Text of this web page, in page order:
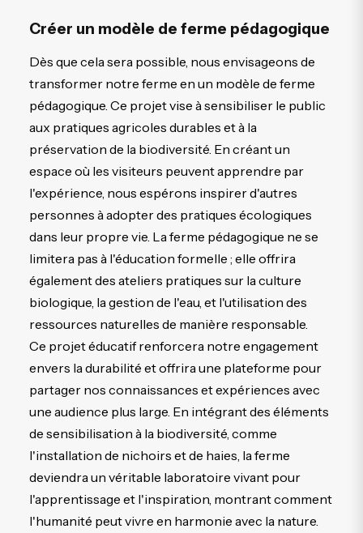
Créer un modèle de ferme pédagogique
Dès que cela sera possible, nous envisageons de
transformer notre ferme en un modèle de ferme
pédagogique. Ce projet vise à sensibiliser le public
aux pratiques agricoles durables et à la
préservation de la biodiversité. En créant un
espace où les visiteurs peuvent apprendre par
l'expérience, nous espérons inspirer d'autres
personnes à adopter des pratiques écologiques
dans leur propre vie. La ferme pédagogique ne se
limitera pas à l'éducation formelle ; elle offrira
également des ateliers pratiques sur la culture
biologique, la gestion de l'eau, et l'utilisation des
ressources naturelles de manière responsable.
Ce projet éducatif renforcera notre engagement
envers la durabilité et offrira une plateforme pour
partager nos connaissances et expériences avec
une audience plus large. En intégrant des éléments
de sensibilisation à la biodiversité, comme
l'installation de nichoirs et de haies, la ferme
deviendra un véritable laboratoire vivant pour
l'apprentissage et l'inspiration, montrant comment
l'humanité peut vivre en harmonie avec la nature.